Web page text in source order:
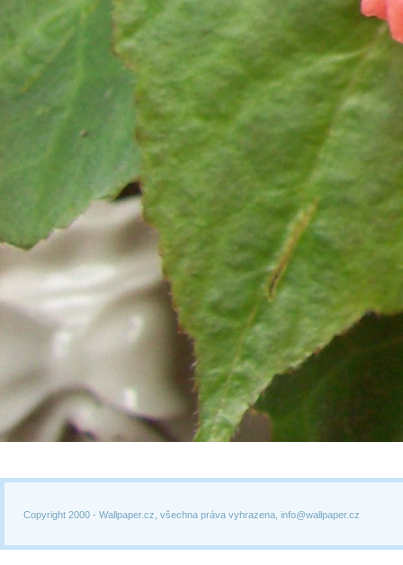
Copyright 2000 - Wallpaper.cz, všechna práva vyhrazena, info@wallpaper.cz